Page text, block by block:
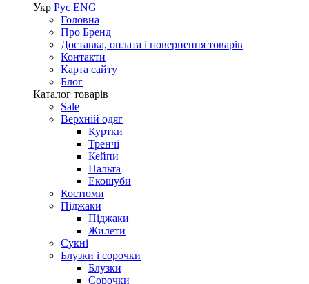
Укр Рус ENG
Головна
Про Бренд
Доставка, оплата і повернення товарів
Контакти
Карта сайту
Блог
Каталог товарів
Sale
Верхній одяг
Куртки
Тренчі
Кейпи
Пальта
Екошуби
Костюми
Піджаки
Піджаки
Жилети
Сукні
Блузки і сорочки
Блузки
Сорочки